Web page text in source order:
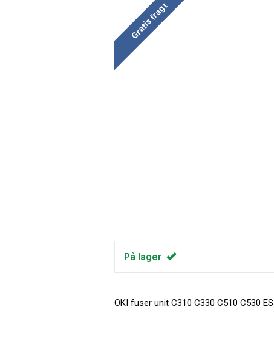
Gratis fragt
På lager
OKI fuser unit C310 C330 C510 C530